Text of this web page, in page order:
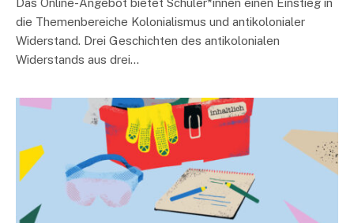
Das Online-Angebot bietet Schüler*innen einen Einstieg in
die Themenbereiche Kolonialismus und antikolonialer
Widerstand. Drei Geschichten des antikolonialen
Widerstands aus drei…